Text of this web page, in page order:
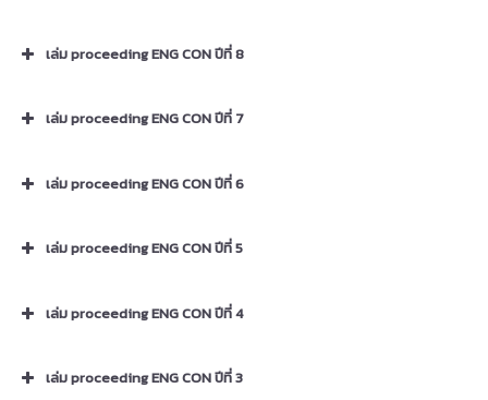
เล่ม proceeding ENG CON ปีที่ 8
เล่ม proceeding ENG CON ปีที่ 7
เล่ม proceeding ENG CON ปีที่ 6
เล่ม proceeding ENG CON ปีที่ 5
เล่ม proceeding ENG CON ปีที่ 4
เล่ม proceeding ENG CON ปีที่ 3